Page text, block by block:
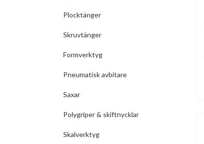
Plocktänger
Skruvtänger
Formverktyg
Pneumatisk avbitare
Saxar
Polygriper & skiftnycklar
Skalverktyg